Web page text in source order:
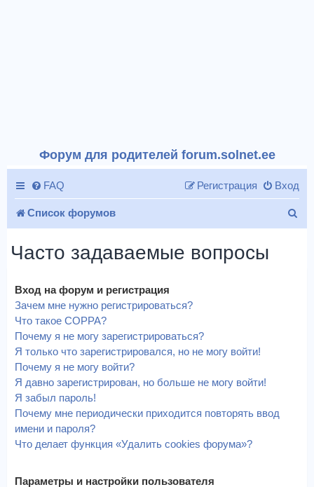
Форум для родителей forum.solnet.ee
FAQ Вход
Регистрация
Список форумов
Часто задаваемые вопросы
Вход на форум и регистрация
Зачем мне нужно регистрироваться?
Что такое COPPA?
Почему я не могу зарегистрироваться?
Я только что зарегистрировался, но не могу войти!
Почему я не могу войти?
Я давно зарегистрирован, но больше не могу войти!
Я забыл пароль!
Почему мне периодически приходится повторять ввод
имени и пароля?
Что делает функция «Удалить cookies форума»?
Параметры и настройки пользователя